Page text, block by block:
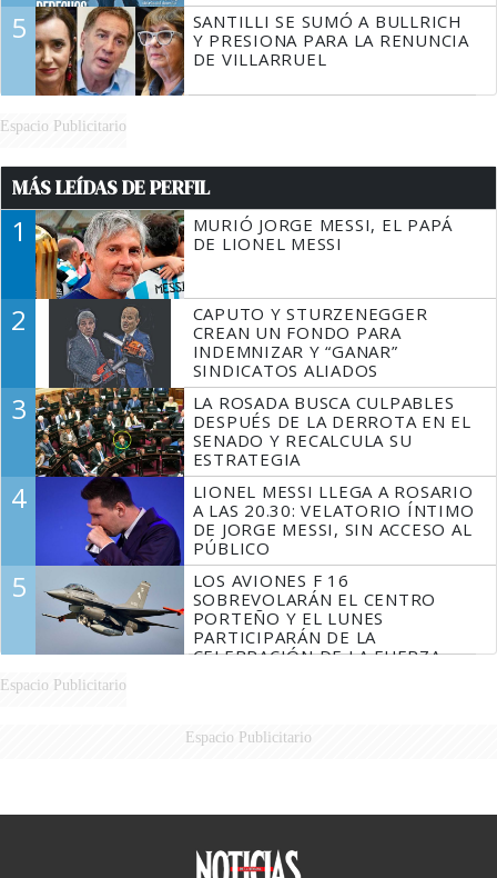
5
SANTILLI SE SUMÓ A BULLRICH
Y PRESIONA PARA LA RENUNCIA
DE VILLARRUEL
Espacio Publicitario
MÁS LEÍDAS DE PERFIL
1
MURIÓ JORGE MESSI, EL PAPÁ
DE LIONEL MESSI
2
CAPUTO Y STURZENEGGER
CREAN UN FONDO PARA
INDEMNIZAR Y “GANAR”
SINDICATOS ALIADOS
3
LA ROSADA BUSCA CULPABLES
DESPUÉS DE LA DERROTA EN EL
SENADO Y RECALCULA SU
ESTRATEGIA
4
LIONEL MESSI LLEGA A ROSARIO
A LAS 20.30: VELATORIO ÍNTIMO
DE JORGE MESSI, SIN ACCESO AL
PÚBLICO
5
LOS AVIONES F 16
SOBREVOLARÁN EL CENTRO
PORTEÑO Y EL LUNES
PARTICIPARÁN DE LA
CELEBRACIÓN DE LA FUERZA
Espacio Publicitario
Espacio Publicitario